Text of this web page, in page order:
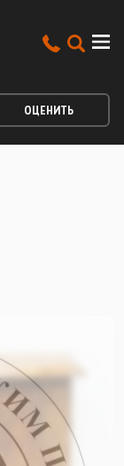
ОЦЕНИТЬ